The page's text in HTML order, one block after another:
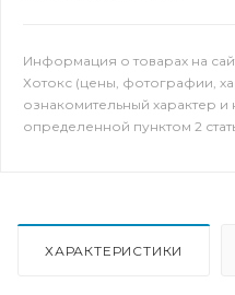
Информация о товарах на
Хотокс (цены, фотографии,
ознакомительный характер
определенной пунктом 2
ХАРАКТЕРИСТИКИ